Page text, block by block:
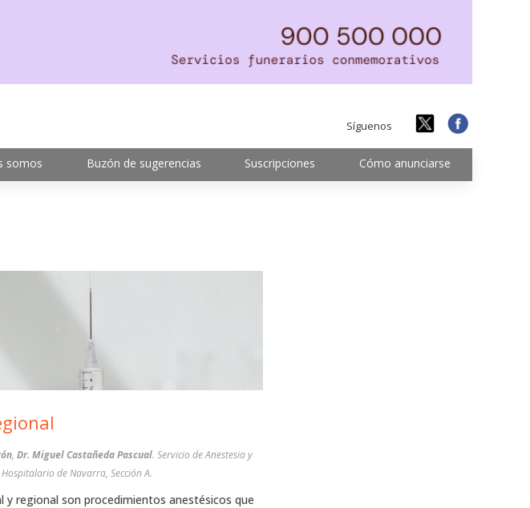
Síguenos
somos Buzón de sugerencias Suscripciones Cómo anunciarse
, Dr. Miguel Castañeda Pascual. Servicio de Anestesia y
de Navarra, Sección A.
y regional son procedimientos anestésicos que